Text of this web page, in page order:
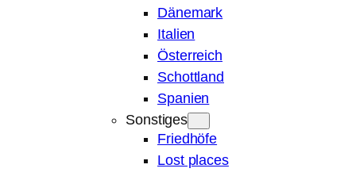
Dänemark
Italien
Österreich
Schottland
Spanien
Sonstiges
Friedhöfe
Lost places